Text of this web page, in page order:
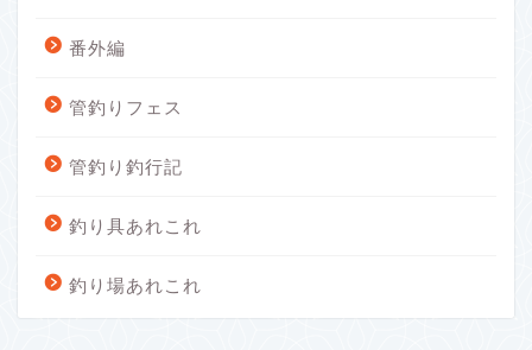
番外編
管釣りフェス
管釣り釣行記
釣り具あれこれ
釣り場あれこれ